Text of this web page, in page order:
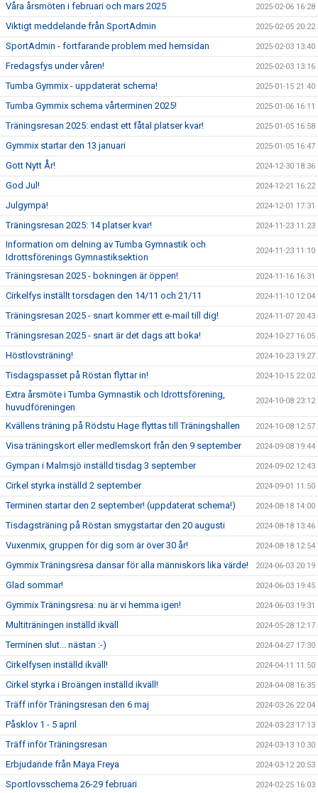
Våra årsmöten i februari och mars 2025 2025-02-06 16:28
Viktigt meddelande från SportAdmin 2025-02-05 20:22
SportAdmin - fortfarande problem med hemsidan 2025-02-03 13:40
Fredagsfys under våren! 2025-02-03 13:16
Tumba Gymmix - uppdaterat schema! 2025-01-15 21:40
Tumba Gymmix schema vårterminen 2025! 2025-01-06 16:11
Träningsresan 2025: endast ett fåtal platser kvar! 2025-01-05 16:58
Gymmix startar den 13 januari 2025-01-05 16:47
Gott Nytt År! 2024-12-30 18:36
God Jul! 2024-12-21 16:22
Julgympa! 2024-12-01 17:31
Träningsresan 2025: 14 platser kvar! 2024-11-23 11:23
Information om delning av Tumba Gymnastik och
Idrottsförenings Gymnastiksektion
2024-11-23 11:10
Träningsresan 2025 - bokningen är öppen! 2024-11-16 16:31
Cirkelfys inställt torsdagen den 14/11 och 21/11 2024-11-10 12:04
Träningsresan 2025 - snart kommer ett e-mail till dig! 2024-11-07 20:43
Träningsresan 2025 - snart är det dags att boka! 2024-10-27 16:05
Höstlovsträning! 2024-10-23 19:27
Tisdagspasset på Röstan flyttar in! 2024-10-15 22:02
Extra årsmöte i Tumba Gymnastik och Idrottsförening,
huvudföreningen
2024-10-08 23:12
Kvällens träning på Rödstu Hage flyttas till Träningshallen 2024-10-08 12:57
Visa träningskort eller medlemskort från den 9 september 2024-09-08 19:44
Gympan i Malmsjö inställd tisdag 3 september 2024-09-02 12:43
Cirkel styrka inställd 2 september 2024-09-01 11:50
Terminen startar den 2 september! (uppdaterat schema!) 2024-08-18 14:00
Tisdagsträning på Röstan smygstartar den 20 augusti 2024-08-18 13:46
Vuxenmix, gruppen för dig som är över 30 år! 2024-08-18 12:54
Gymmix Träningsresa dansar för alla människors lika värde! 2024-06-03 20:19
Glad sommar! 2024-06-03 19:45
Gymmix Träningsresa: nu är vi hemma igen! 2024-06-03 19:31
Multiträningen inställd ikväll 2024-05-28 12:17
Terminen slut... nästan :-) 2024-04-27 17:30
Cirkelfysen inställd ikväll! 2024-04-11 11:50
Cirkel styrka i Broängen inställd ikväll! 2024-04-08 16:35
Träff inför Träningsresan den 6 maj 2024-03-26 22:04
Påsklov 1 - 5 april 2024-03-23 17:13
Träff inför Träningsresan 2024-03-13 10:30
Erbjudande från Maya Freya 2024-03-12 20:53
Sportlovsschema 26-29 februari 2024-02-25 16:03